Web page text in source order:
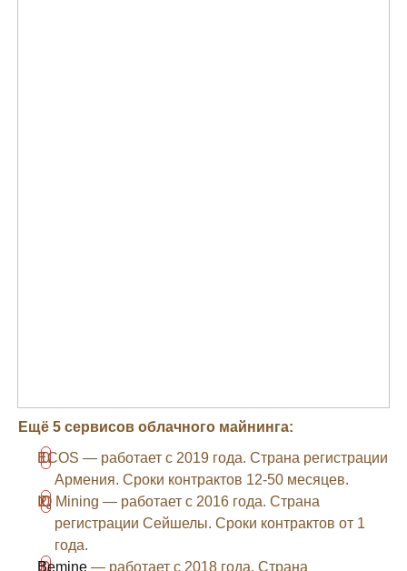
Ещё 5 сервисов облачного майнинга:
ECOS — работает с 2019 года. Страна регистрации
Армения. Сроки контрактов 12-50 месяцев.
IQ Mining — работает с 2016 года. Страна
регистрации Сейшелы. Сроки контрактов от 1
года.
Bemine — работает с 2018 года. Страна